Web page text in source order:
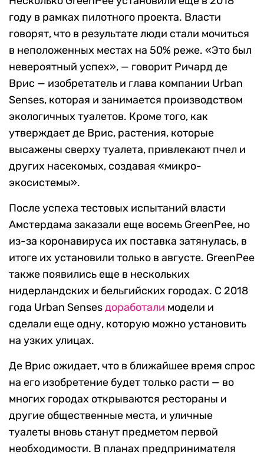
году в рамках пилотного проекта. Власти
говорят, что в результате люди стали мочиться
в неположенных местах на 50% реже. «Это был
невероятный успех», — говорит Ричард де
Врис — изобретатель и глава компании Urban
Senses, которая и занимается производством
экологичных туалетов. Кроме того, как
утверждает де Врис, растения, которые
высажены сверху туалета, привлекают пчел и
других насекомых, создавая «микро-
экосистемы».
После успеха тестовых испытаний власти
Амстердама заказали еще восемь GreenPee, но
из-за коронавируса их поставка затянулась, в
итоге их установили только в августе. GreenPee
также появились еще в нескольких
нидерландских и бельгийских городах. С 2018
года Urban Sensesдоработали модели и
сделали еще одну, которую можно установить
на узких улицах.
Де Врис ожидает, что в ближайшее время спрос
на его изобретение будет только расти — во
многих городах открываются рестораны и
другие общественные места, и уличные
туалеты вновь станут предметом первой
необходимости. В планах предпринимателя